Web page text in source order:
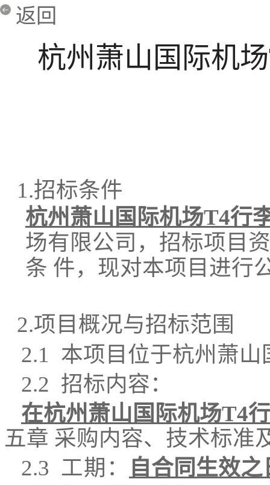
返回
杭州萧山国际机
1.招标条件
杭州萧山国际机场T4行
场有限公司，招标项目
条 件，现对本项目 进行
2.项目概况与招标范围
2.1
本项目位于杭州萧
2.2 招标内容：
在杭州萧山国际机场T4
五章 采购内容、技术标准
2.3 工期 ：
自合同生效